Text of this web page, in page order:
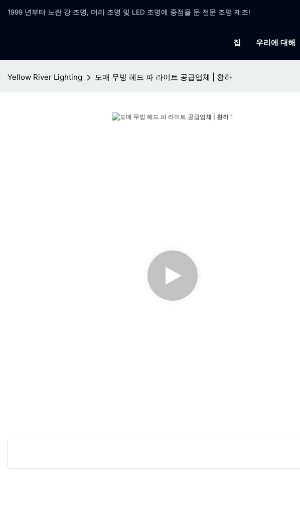
1999 년부터 노란 강 조명, 머리 조명 및 LED 조명에 중점을 둔 전문 조명 제조!
집 우리에 대해
Yellow River Lighting 도매 무빙 헤드 파 라이트 공급업체 | 황하